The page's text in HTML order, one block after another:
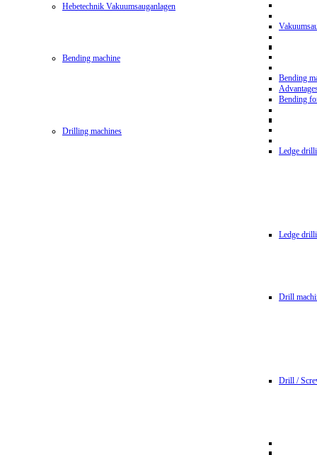
Hebetechnik Vakuumsauganlagen
Bending machine
Bending
Bending
Drilling machines
Ledge
Ledge
Drill
Drill /